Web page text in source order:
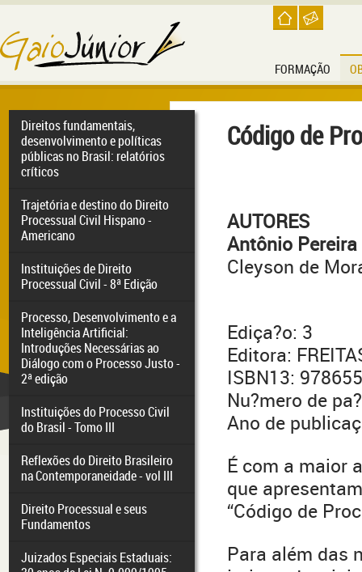
FORMAÇÃO
Direitos fundamentais,
desenvolvimento e políticas
públicas no Brasil: relatórios
críticos
Trajetória e destino do Direito
Processual Civil Hispano -
Americano
Instituições de Direito
Processual Civil - 8ª Edição
Processo, Desenvolvimento e a
Inteligência Artificial:
Introduções Necessárias ao
Diálogo com o Processo Justo -
2ª edição
Instituições do Processo Civil
do Brasil - Tomo III
Reflexões do Direito Brasileiro
na Contemporaneidade - vol III
Direito Processual e seus
Fundamentos
Juizados Especiais Estaduais:
Código de
AUTORES
Antônio
Cleyson de
Ediça?o: 3
Editora:
ISBN13:
Nu?mero de
Ano de
É com a maior
que
“Código de
Para além das